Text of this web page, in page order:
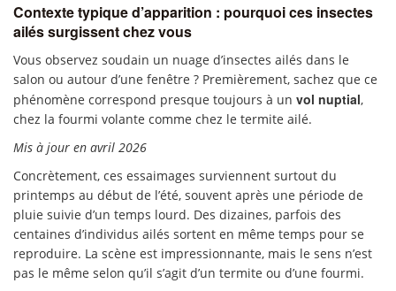
Contexte typique d’apparition : pourquoi ces insectes
ailés surgissent chez vous
Vous observez soudain un nuage d’insectes ailés dans le
salon ou autour d’une fenêtre ? Premièrement, sachez que ce
phénomène correspond presque toujours à un vol nuptial,
chez la fourmi volante comme chez le termite ailé.
Mis à jour en avril 2026
Concrètement, ces essaimages surviennent surtout du
printemps au début de l’été, souvent après une période de
pluie suivie d’un temps lourd. Des dizaines, parfois des
centaines d’individus ailés sortent en même temps pour se
reproduire. La scène est impressionnante, mais le sens n’est
pas le même selon qu’il s’agit d’un termite ou d’une fourmi.